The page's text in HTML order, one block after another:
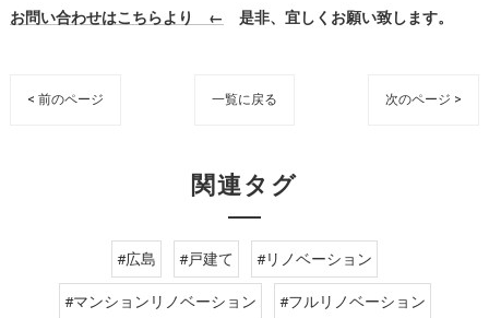
お問い合わせはこちらより ← 是非、宜しくお願い致します。
< 前のページ 一覧に戻る 次のページ >
関連タグ
#広島 #戸建て #リノベーション
#マンションリノベーション #フルリノベーション